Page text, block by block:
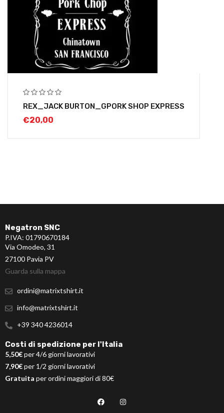
REX_JACK BURTON_GPORK SHOP EXPRESS
€20,00
Negatron SNC
P.IVA: 01790670184
Via Omodeo, 31
27100 Pavia PV
Guarda sulla mappa
ordini@matrixtshirt.it
info@matrixtshirt.it
+39 340 4236014
Costi di spedizione per l'Italia
5,50€per 4/6 giorni lavorativi
7,90€per 1/2 giorni lavorativi
Gratuita per ordini maggiori di 80€